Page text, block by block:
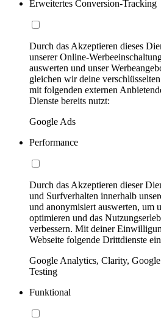
Erweitertes Conversion-Tracking
Durch das Akzeptieren dieses
unserer Online-
auswerten und unser
gleichen wir deine
mit folgenden externen
Dienste bereits nutzt:
Google Ads
Performance
Durch das Akzeptieren dieser
und Surfverhalten innerhalb
und anonymisiert auswerten, um
optimieren und das
verbessern. Mit deiner
Webseite folgende Drittdienste
Google Analytics, Clarity,
Testing
Funktional